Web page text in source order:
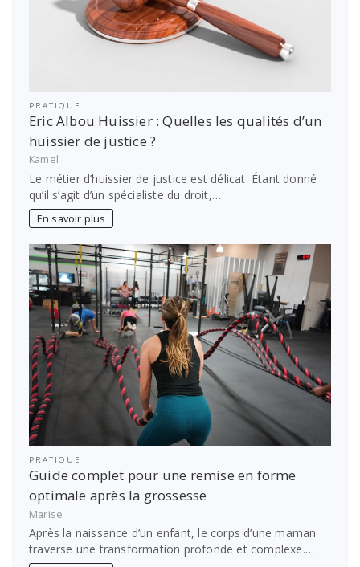
PRATIQUE
Eric Albou Huissier : Quelles les qualités d’un
huissier de justice ?
Kamel
Le métier d’huissier de justice est délicat. Étant donné
qu’il s’agit d’un spécialiste du droit,…
En savoir plus
PRATIQUE
Guide complet pour une remise en forme
optimale après la grossesse
Marise
Après la naissance d’un enfant, le corps d’une maman
traverse une transformation profonde et complexe.…